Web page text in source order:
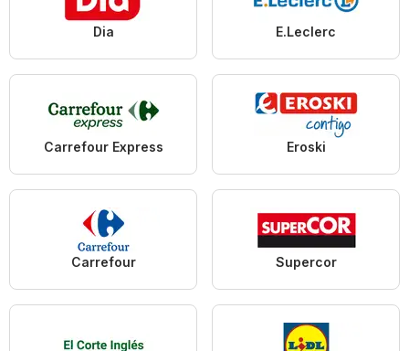
Dia E.Leclerc
Carrefour Express Eroski
Carrefour Supercor